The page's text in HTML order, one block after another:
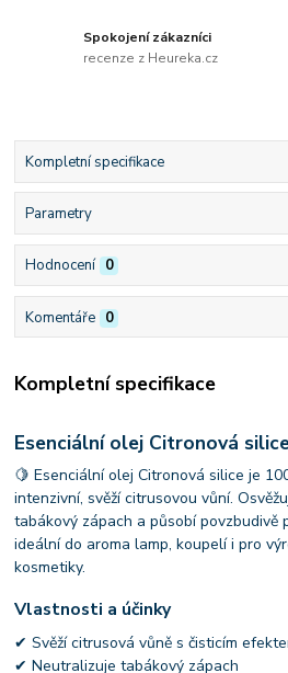
Spokojení zákazníci
recenze z Heureka.cz
Kompletní specifikace
Parametry
Hodnocení 0
Komentáře 0
Kompletní specifikace
Esenciální olej Citronová
🍋 Esenciální olej Citronová silice je
intenzivní, svěží citrusovou vůní.
tabákový zápach a působí povzbudivě
ideální do aroma lamp, koupelí i pro
kosmetiky.
Vlastnosti a účinky
✔ Svěží citrusová vůně s čisticím
✔ Neutralizuje tabákový zápach